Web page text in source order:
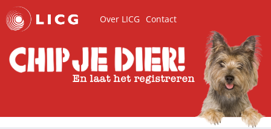
Over LICG Contact